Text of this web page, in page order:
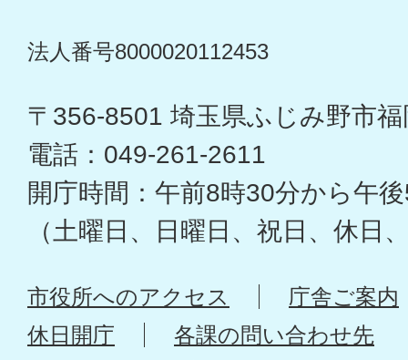
法人番号8000020112453
〒356-8501 埼玉県ふじみ野市
電話：049-261-2611
開庁時間：午前8時30分から午
（土曜日、日曜日、祝日、休日
市役所へのアクセス
庁舎ご案内
休日開庁
各課の問い合わせ先